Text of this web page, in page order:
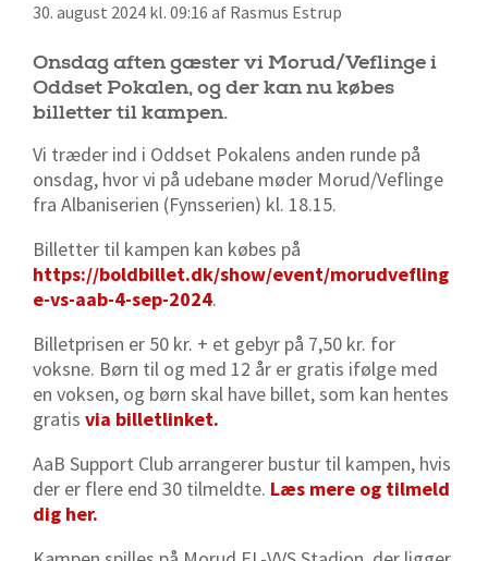
30. august 2024 kl. 09:16 af Rasmus Estrup
Onsdag aften gæster vi Morud/Veflinge i
Oddset Pokalen, og der kan nu købes
billetter til kampen.
Vi træder ind i Oddset Pokalens anden runde på
onsdag, hvor vi på udebane møder Morud/Veflinge
fra Albaniserien (Fynsserien) kl. 18.15.
Billetter til kampen kan købes på
https://boldbillet.dk/show/event/morudvefling
e-vs-aab-4-sep-2024.
Billetprisen er 50 kr. + et gebyr på 7,50 kr. for
voksne. Børn til og med 12 år er gratis ifølge med
en voksen, og børn skal have billet, som kan hentes
gratis via billetlinket.
AaB Support Club arrangerer bustur til kampen, hvis
der er flere end 30 tilmeldte. Læs mere og tilmeld
dig her.